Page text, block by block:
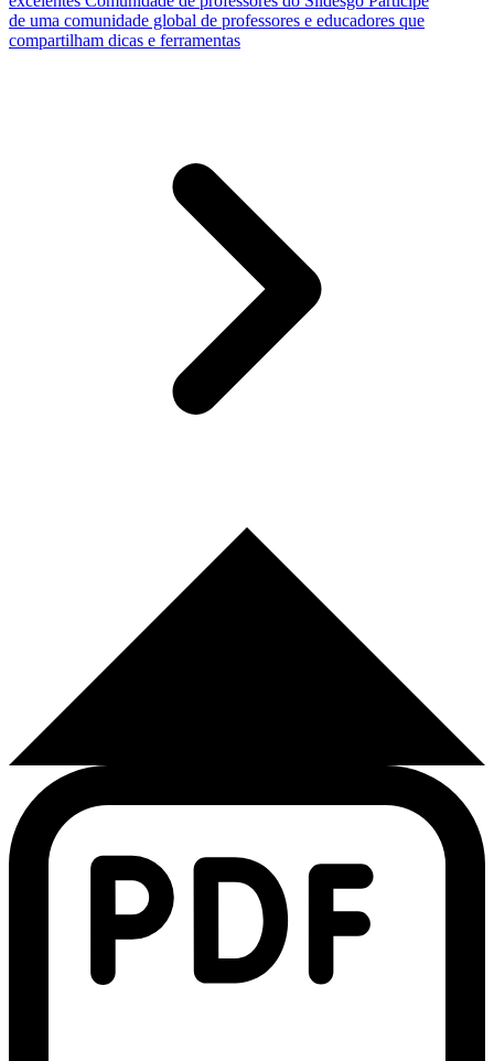
de uma comunidade global de professores e educadores que
compartilham dicas e ferramentas